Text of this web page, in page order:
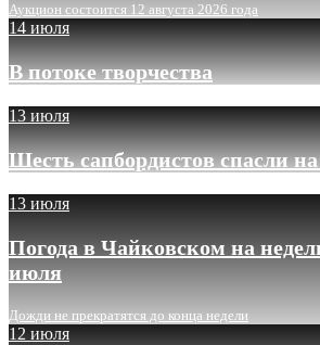
Аукцион состоится 12 августа 2026 года
14 июля
В потоке творчества
13 июля
Шесть сапбордистов спасли
13 июля
Погода в Чайковском на
июля
Дожди не прекратятся до конца недели
12 июля